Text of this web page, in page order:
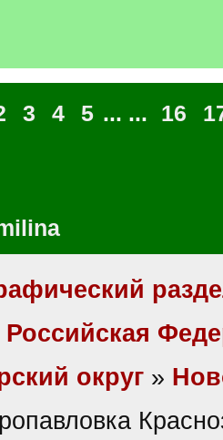
3 4 5 ... ... 16
Российская
округ »